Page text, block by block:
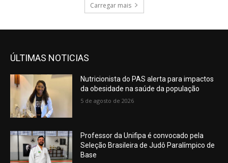
Carregar mais
ÚLTIMAS NOTICIAS
Nutricionista do PAS alerta para impactos
da obesidade na saúde da população
5 de agosto de 2026
Professor da Unifipa é convocado pela
Seleção Brasileira de Judô Paralímpico de
Base